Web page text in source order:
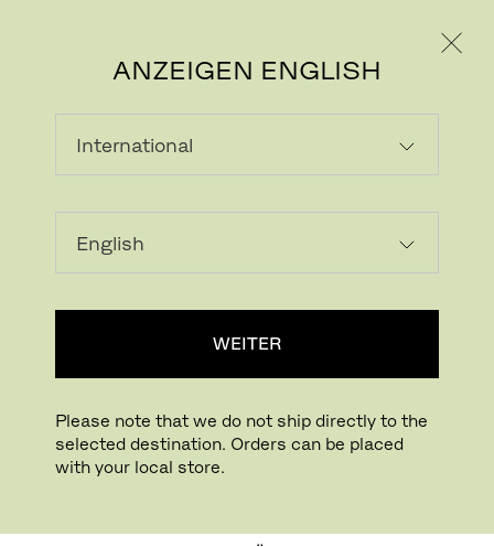
ANZEIGEN ENGLISH
WEITER
Please note that we do not ship directly to the
selected destination. Orders can be placed
with your local store.
SERIES 7™ BÜROSTUHL